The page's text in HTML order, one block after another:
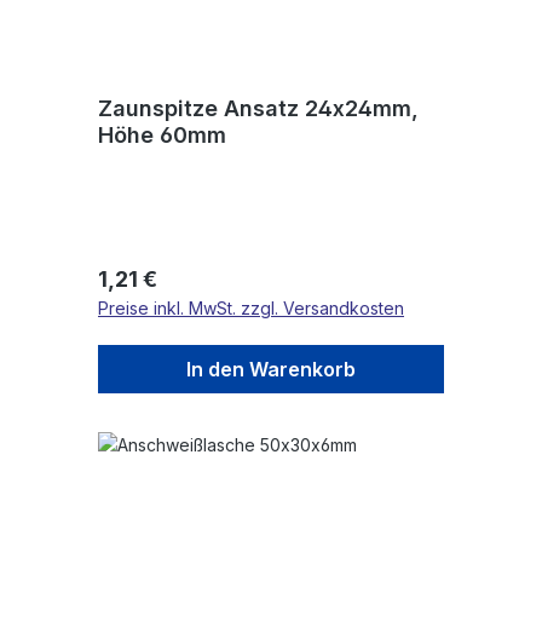
Zaunspitze Ansatz 24x24mm,
Höhe 60mm
Regulärer Preis:
1,21 €
Preise inkl. MwSt. zzgl. Versandkosten
In den Warenkorb